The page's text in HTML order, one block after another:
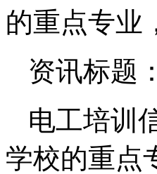
的重点专业
资讯标题
电工培训
学校的重点